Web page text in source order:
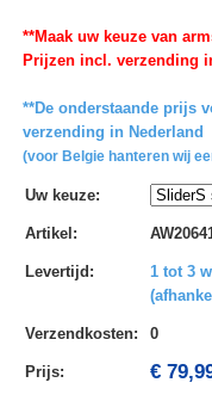
**Maak uw keuze van
Prijzen incl. verzending
**De onderstaande prijs
verzending in Nederland
(voor Belgie hanteren wij
Uw keuze:
Artikel :
Levertijd :
1 tot 3
Verzendkosten: 0
Prijs: €